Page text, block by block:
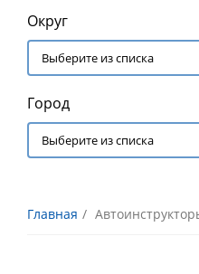
Округ
Город
Главная